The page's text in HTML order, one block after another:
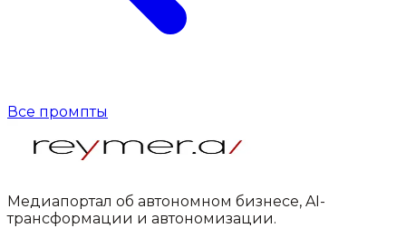
Все промпты
Медиапортал об автономном бизнесе, AI-
трансформации и автономизации.